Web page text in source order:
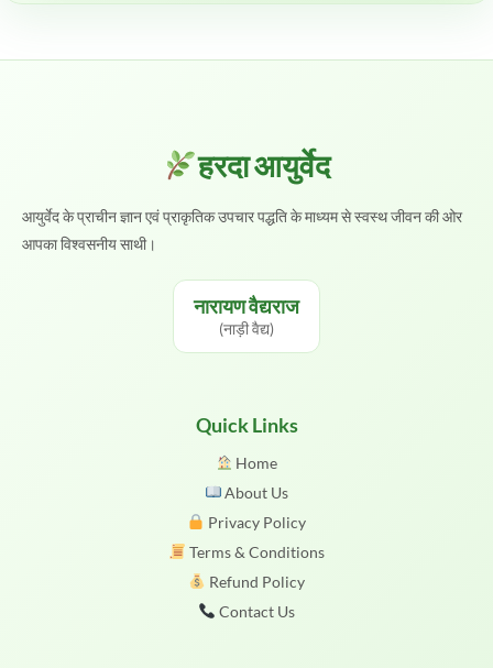
हरदा आयुर्वेद
आयुर्वेद के प्राचीन ज्ञान एवं प्राकृतिक उपचार पद्धति के माध्यम से स्वस्थ जीवन की ओर
आपका विश्वसनीय साथी।
नारायण वैद्यराज
(नाड़ी वैद्य)
Quick Links
Home
About Us
Privacy Policy
Terms & Conditions
Refund Policy
Contact Us